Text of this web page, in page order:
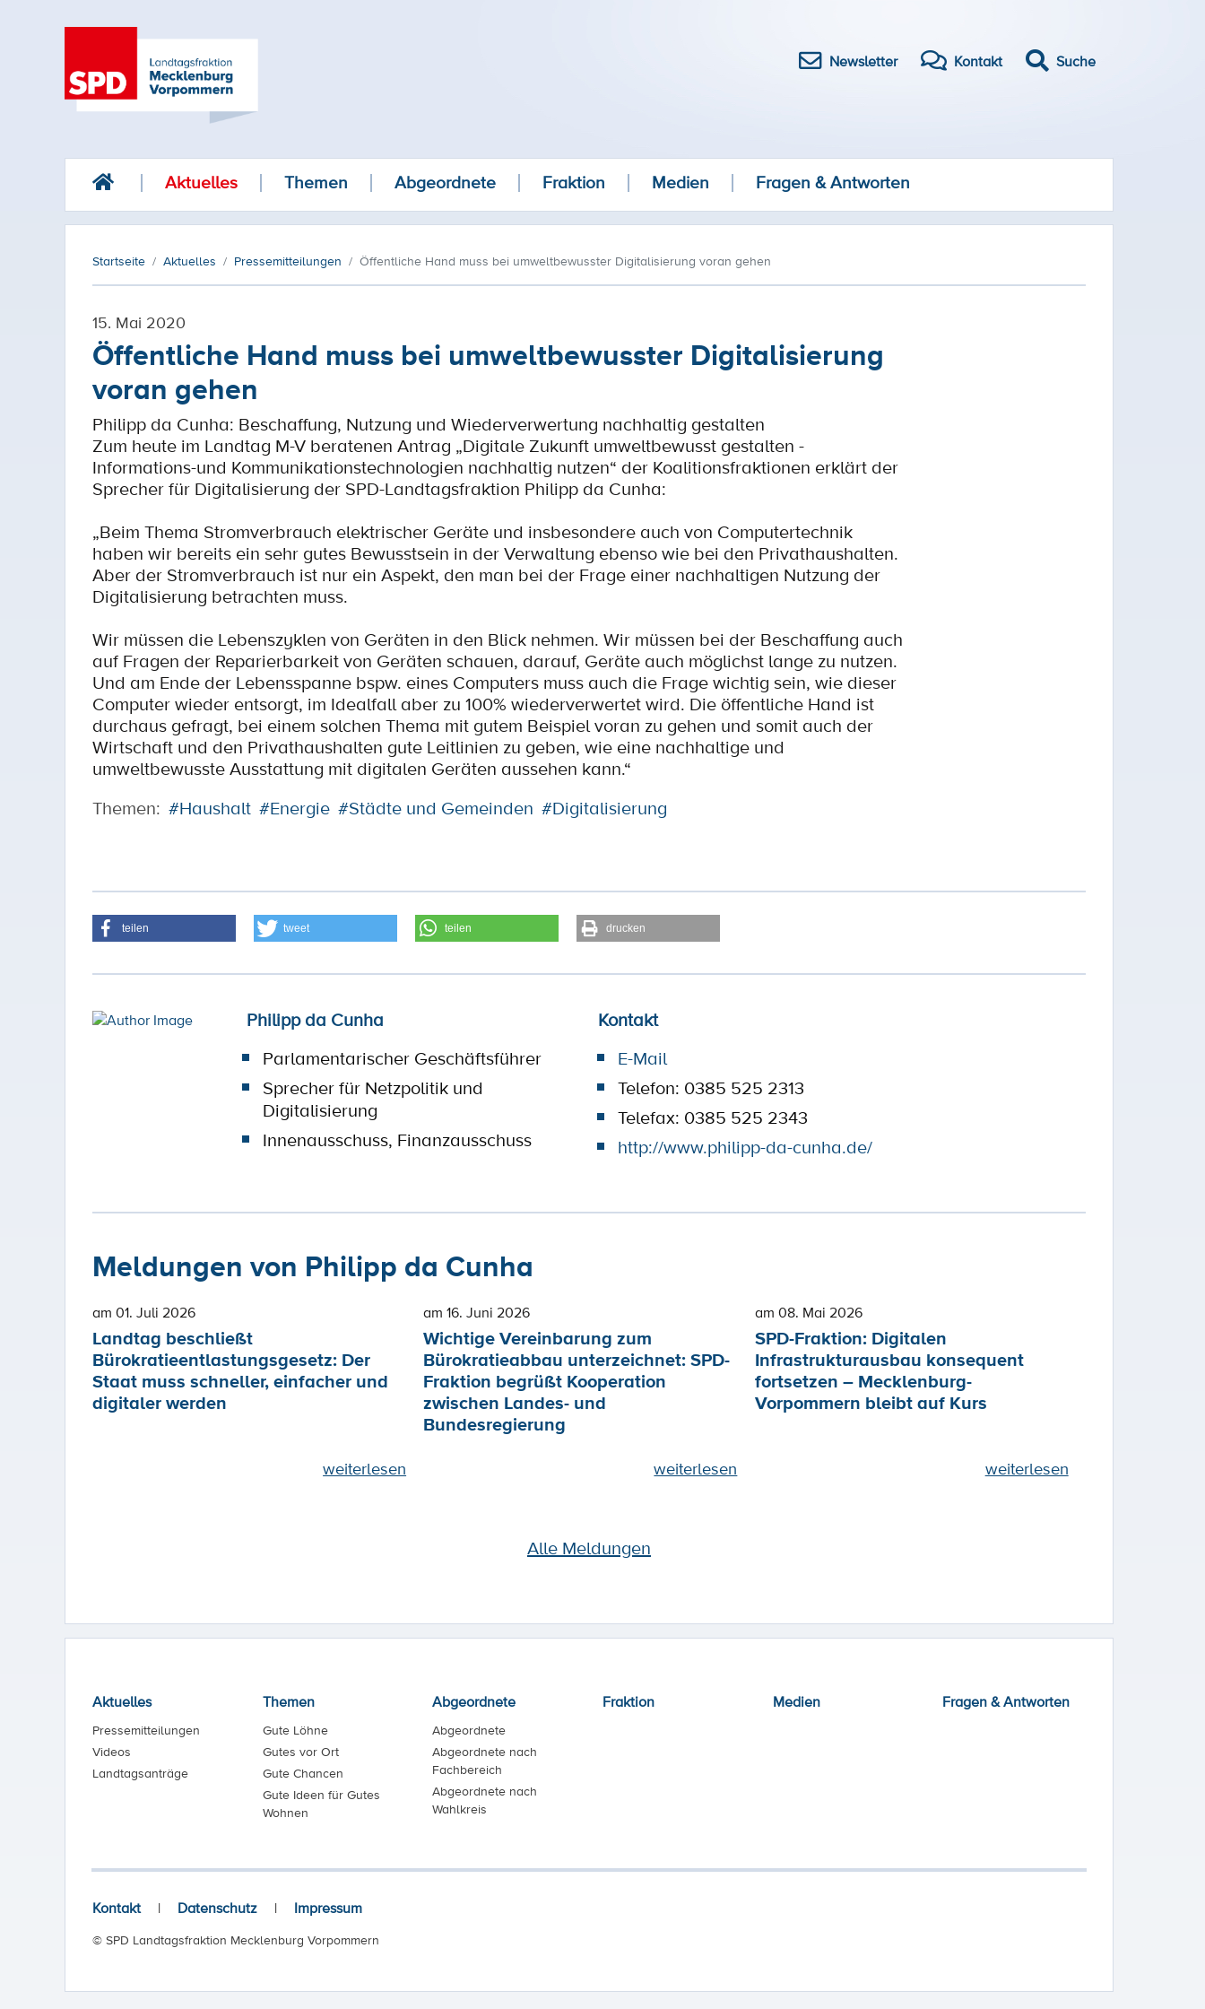
Newsletter Kontakt Suche
Aktuelles Themen Abgeordnete Fraktion Medien Fragen & Antworten
Startseite Aktuelles Pressemitteilungen Öffentliche Hand muss bei umweltbewusster Digitalisierung voran gehen
15. Mai 2020
Öffentliche Hand muss bei umweltbewusster Digitalisierung
voran gehen
Philipp da Cunha: Beschaffung, Nutzung und Wiederverwertung nachhaltig gestalten
Zum heute im Landtag M-V beratenen Antrag „Digitale Zukunft umweltbewusst gestalten -
Informations-und Kommunikationstechnologien nachhaltig nutzen“ der Koalitionsfraktionen erklärt der
Sprecher für Digitalisierung der SPD-Landtagsfraktion Philipp da Cunha:
„Beim Thema Stromverbrauch elektrischer Geräte und insbesondere auch von Computertechnik
haben wir bereits ein sehr gutes Bewusstsein in der Verwaltung ebenso wie bei den Privathaushalten.
Aber der Stromverbrauch ist nur ein Aspekt, den man bei der Frage einer nachhaltigen Nutzung der
Digitalisierung betrachten muss.
Wir müssen die Lebenszyklen von Geräten in den Blick nehmen. Wir müssen bei der Beschaffung auch
auf Fragen der Reparierbarkeit von Geräten schauen, darauf, Geräte auch möglichst lange zu nutzen.
Und am Ende der Lebensspanne bspw. eines Computers muss auch die Frage wichtig sein, wie dieser
Computer wieder entsorgt, im Idealfall aber zu 100% wiederverwertet wird. Die öffentliche Hand ist
durchaus gefragt, bei einem solchen Thema mit gutem Beispiel voran zu gehen und somit auch der
Wirtschaft und den Privathaushalten gute Leitlinien zu geben, wie eine nachhaltige und
umweltbewusste Ausstattung mit digitalen Geräten aussehen kann.“
Themen: #Haushalt #Energie #Städte und Gemeinden #Digitalisierung
teilen tweet teilen drucken
Philipp da Cunha
Kontakt
Parlamentarischer Geschäftsführer
Sprecher für Netzpolitik und
Digitalisierung
Innenausschuss, Finanzausschuss
E-Mail
Telefon: 0385 525 2313
Telefax: 0385 525 2343
http://www.philipp-da-cunha.de/
Meldungen von Philipp da Cunha
am 01. Juli 2026
Landtag beschließt
Bürokratieentlastungsgesetz: Der
Staat muss schneller, einfacher und
digitaler werden
weiterlesen
am 16. Juni 2026
Wichtige Vereinbarung zum
Bürokratieabbau unterzeichnet: SPD-
Fraktion begrüßt Kooperation
zwischen Landes- und
Bundesregierung
weiterlesen
am 08. Mai 2026
SPD-Fraktion: Digitalen
Infrastrukturausbau konsequent
fortsetzen – Mecklenburg-
Vorpommern bleibt auf Kurs
weiterlesen
Alle Meldungen
Aktuelles
Pressemitteilungen
Videos
Landtagsanträge
Themen
Gute Löhne
Gutes vor Ort
Gute Chancen
Gute Ideen für Gutes
Wohnen
Abgeordnete
Abgeordnete
Abgeordnete nach
Fachbereich
Abgeordnete nach
Wahlkreis
Fraktion Medien Fragen & Antworten
Kontakt | Datenschutz | Impressum
© SPD Landtagsfraktion Mecklenburg Vorpommern